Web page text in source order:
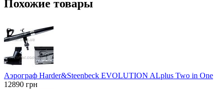
Похожие товары
Аэрограф Harder&Steenbeck EVOLUTION ALplus Two in One
12890 грн